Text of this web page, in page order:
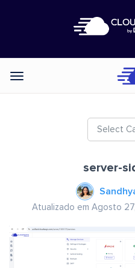
Categories
Select
server-
Atualizado em Agosto